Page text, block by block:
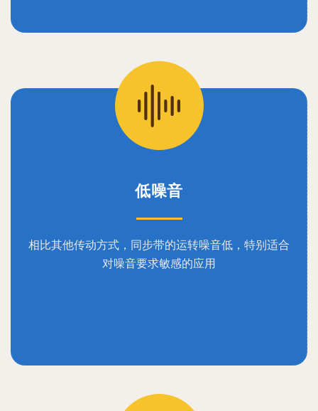
低噪音
相比其他传动方式，同步带的运转噪音低，特别适合
对噪音要求敏感的应用